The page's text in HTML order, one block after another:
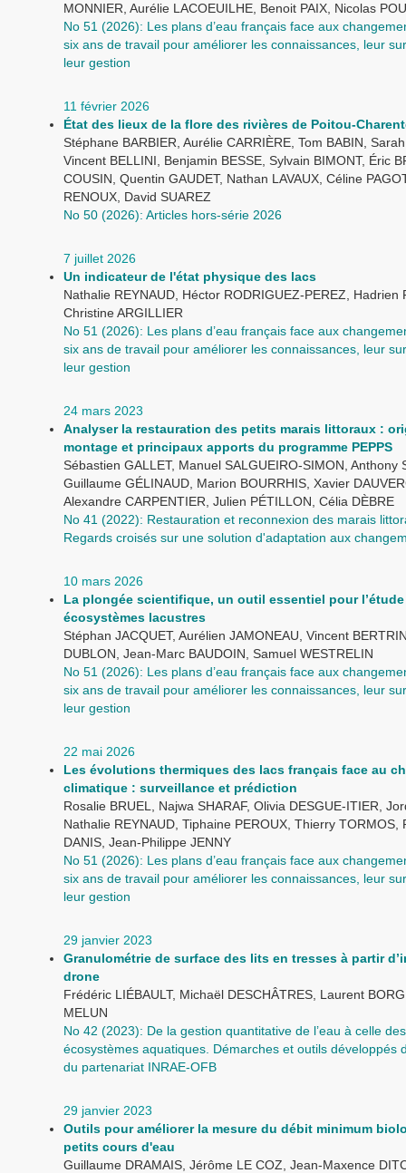
MONNIER, Aurélie LACOEUILHE, Benoit PAIX, Nicolas
No 51 (2026): Les plans d’eau français face aux
six ans de travail pour améliorer les connaissances, leur
leur gestion
11 février 2026
État des lieux de la flore des rivières de Poitou-
Stéphane BARBIER, Aurélie CARRIÈRE, Tom BABIN,
Vincent BELLINI, Benjamin BESSE, Sylvain BIMONT, Éric
COUSIN, Quentin GAUDET, Nathan LAVAUX, Céline
RENOUX, David SUAREZ
No 50 (2026): Articles hors-série 2026
7 juillet 2026
Un indicateur de l'état physique des lacs
Nathalie REYNAUD, Héctor RODRIGUEZ-PEREZ, Hadrien
Christine ARGILLIER
No 51 (2026): Les plans d’eau français face aux
six ans de travail pour améliorer les connaissances, leur
leur gestion
24 mars 2023
Analyser la restauration des petits marais littoraux :
montage et principaux apports du programme PEPPS
Sébastien GALLET, Manuel SALGUEIRO-SIMON, Anthony
Guillaume GÉLINAUD, Marion BOURRHIS, Xavier
Alexandre CARPENTIER, Julien PÉTILLON, Célia DÈBRE
No 41 (2022): Restauration et reconnexion des marais
Regards croisés sur une solution d'adaptation aux
10 mars 2026
La plongée scientifique, un outil essentiel pour
écosystèmes lacustres
Stéphan JACQUET, Aurélien JAMONEAU, Vincent
DUBLON, Jean-Marc BAUDOIN, Samuel WESTRELIN
No 51 (2026): Les plans d’eau français face aux
six ans de travail pour améliorer les connaissances, leur
leur gestion
22 mai 2026
Les évolutions thermiques des lacs français face au
climatique : surveillance et prédiction
Rosalie BRUEL, Najwa SHARAF, Olivia DESGUE-ITIER,
Nathalie REYNAUD, Tiphaine PEROUX, Thierry TORMOS,
DANIS, Jean-Philippe JENNY
No 51 (2026): Les plans d’eau français face aux
six ans de travail pour améliorer les connaissances, leur
leur gestion
29 janvier 2023
Granulométrie de surface des lits en tresses à partir
drone
Frédéric LIÉBAULT, Michaël DESCHÂTRES, Laurent
MELUN
No 42 (2023): De la gestion quantitative de l’eau à celle des
écosystèmes aquatiques. Démarches et outils développés
du partenariat INRAE-OFB
29 janvier 2023
Outils pour améliorer la mesure du débit minimum
petits cours d'eau
Guillaume DRAMAIS, Jérôme LE COZ, Jean-Maxence